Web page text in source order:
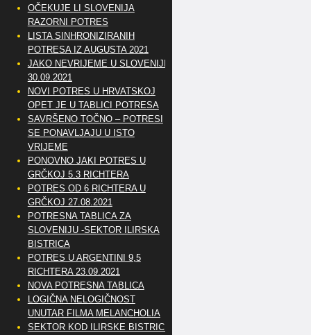
OČEKUJE LI SLOVENIJA
RAZORNI POTRES
LISTA SINHRONIZIRANIH
POTRESA IZ AUGUSTA 2021
JAKO NEVRIJEME U SLOVENIJI
30.09.2021
NOVI POTRES U HRVATSKOJ
OPET JE U TABLICI POTRESA
SAVRŠENO TOČNO – POTRESI
SE PONAVLJAJU U ISTO
VRIJEME
PONOVNO JAKI POTRES U
GRČKOJ 5.3 RICHTERA
POTRES OD 6 RICHTERA U
GRČKOJ 27.08.2021
POTRESNA TABLICA ZA
SLOVENIJU -SEKTOR ILIRSKA
BISTRICA
POTRES U ARGENTINI 9,5
RICHTERA 23.09.2021
NOVA POTRESNA TABLICA
LOGIČNA NELOGIČNOST
UNUTAR FILMA MELANCHOLIA
SEKTOR KOD ILIRSKE BISTRICE